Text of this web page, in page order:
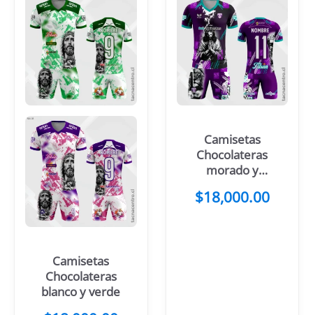
Camisetas
Chocolateras
blanco y verde
Camisetas
Chocolateras
morado y
$18,000.00